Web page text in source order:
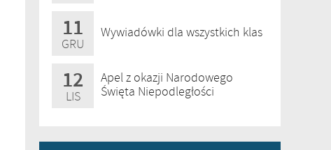
11
GRU
Wywiadówki dla wszystkich klas
12
LIS
Apel z okazji Narodowego
Święta Niepodległości